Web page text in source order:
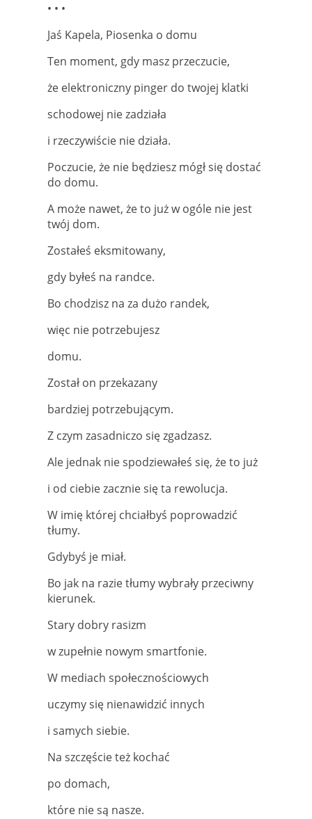
• • •
Jaś Kapela, Piosenka o domu
Ten moment, gdy masz przeczucie,
że elektroniczny pinger do twojej klatki
schodowej nie zadziała
i rzeczywiście nie działa.
Poczucie, że nie będziesz mógł się dostać
do domu.
A może nawet, że to już w ogóle nie jest
twój dom.
Zostałeś eksmitowany,
gdy byłeś na randce.
Bo chodzisz na za dużo randek,
więc nie potrzebujesz
domu.
Został on przekazany
bardziej potrzebującym.
Z czym zasadniczo się zgadzasz.
Ale jednak nie spodziewałeś się, że to już
i od ciebie zacznie się ta rewolucja.
W imię której chciałbyś poprowadzić
tłumy.
Gdybyś je miał.
Bo jak na razie tłumy wybrały przeciwny
kierunek.
Stary dobry rasizm
w zupełnie nowym smartfonie.
W mediach społecznościowych
uczymy się nienawidzić innych
i samych siebie.
Na szczęście też kochać
po domach,
które nie są nasze.